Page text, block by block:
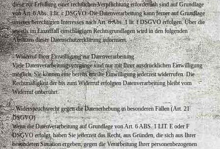
diese zur Erfüllung einer rechtlichen Verpflichtung erforderlich sind auf Grundlage
von Art. 6 Abs. 1 lit. c DSGVO. Die Datenverarbeitung kann ferner auf Grundlage
unseres berechtigten Interesses nach Art. 6 Abs. 1 lit. f DSGVO erfolgen. Über die
jeweils im Einzelfall einschlägigen Rechtsgrundlagen wird in den folgenden
Absätzen dieser Datenschutzerklärung informiert.
- Widerruf Ihrer Einwilligung zur Datenverarbeitung
Viele Datenverarbeitungsvorgänge sind nur mit Ihrer ausdrücklichen Einwilligung
möglich. Sie können eine bereits erteilte Einwilligung jederzeit widerrufen. Die
Rechtmäßigkeit der bis zum Widerruf erfolgten Datenverarbeitung bleibt vom
Widerruf unberührt.
- Widerspruchsrecht gegen die Datenerhebung in besonderen Fällen (Art. 21
DSGVO)
Wenn die Datenverarbeitung auf Grundlage von Art. 6 ABS. 1 LIT. E oder F
DSGVO erfolgt, haben Sie jederzeit das Recht, aus Gründen, die sich aus Ihrer
besonderen Situation ergeben, gegen die Verarbeitung Ihrer personenbezogenen